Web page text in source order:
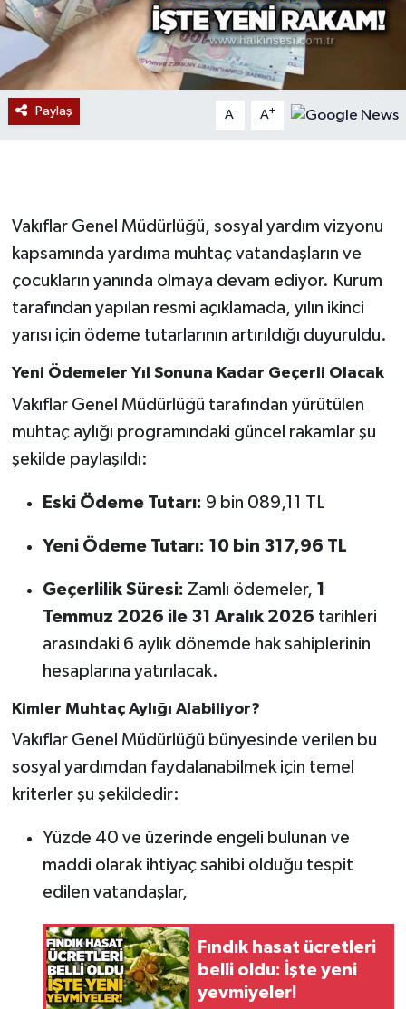
Paylaş A- A+
Vakıflar Genel Müdürlüğü, sosyal yardım vizyonu
kapsamında yardıma muhtaç vatandaşların ve
çocukların yanında olmaya devam ediyor. Kurum
tarafından yapılan resmi açıklamada, yılın ikinci
yarısı için ödeme tutarlarının artırıldığı duyuruldu.
Yeni Ödemeler Yıl Sonuna Kadar Geçerli Olacak
Vakıflar Genel Müdürlüğü tarafından yürütülen
muhtaç aylığı programındaki güncel rakamlar şu
şekilde paylaşıldı:
Eski Ödeme Tutarı: 9 bin 089,11 TL
Yeni Ödeme Tutarı: 10 bin 317,96 TL
Geçerlilik Süresi: Zamlı ödemeler, 1
Temmuz 2026 ile 31 Aralık 2026 tarihleri
arasındaki 6 aylık dönemde hak sahiplerinin
hesaplarına yatırılacak.
Kimler Muhtaç Aylığı Alabiliyor?
Vakıflar Genel Müdürlüğü bünyesinde verilen bu
sosyal yardımdan faydalanabilmek için temel
kriterler şu şekildedir:
Yüzde 40 ve üzerinde engeli bulunan ve
maddi olarak ihtiyaç sahibi olduğu tespit
edilen vatandaşlar,
Fındık hasat ücretleri
belli oldu: İşte yeni
yevmiyeler!
DUNYA
Düzce
Eğitim
GÜNDEM
İş ilanı
Kilimli
Kültür - Sanat
MAGAZİN
Röportaj
SİYASET
Spor
Ulusal
Yaşam